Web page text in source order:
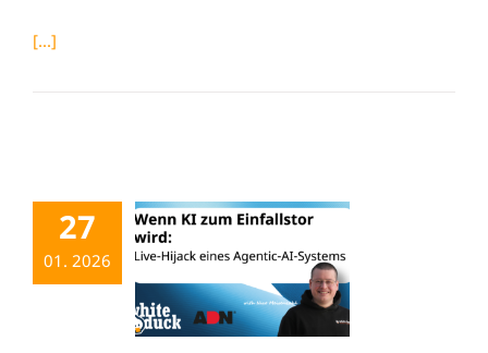
[...]
27
01. 2026